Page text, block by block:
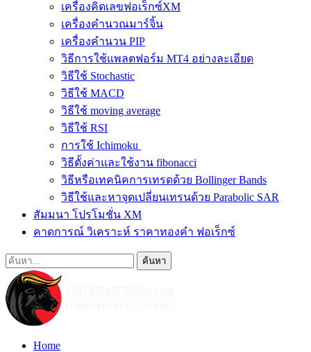
เครื่องคิดเลขฟอเร็กซ์XM
เครื่องคำนวณมาร์จิ้น
เครื่องคำนวน PIP
วิธีการใช้แพลตฟอร์ม MT4 อย่างละเอียด
วิธีใช้ Stochastic
วิธีใช้ MACD
วิธีใช้ moving average
วิธีใช้ RSI
การใช้ Ichimoku
วิธีตั้งค่าและใช้งาน fibonacci
วิธีหรือเทคนิคการเทรดด้วย Bollinger Bands
วิธีใช้และหาจุดเปลี่ยนเทรนด้วย Parabolic SAR
สัมมนา โปรโมชั่น XM
คาดการณ์ วิเคราะห์ ราคาทองคำ ฟอเร็กซ์
Home